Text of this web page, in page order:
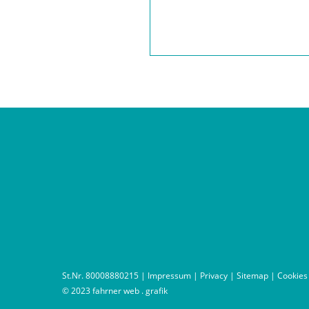
St.Nr. 80008880215 | Impressum | Privacy | Sitemap | Cookies
© 2023fahrner web . grafik